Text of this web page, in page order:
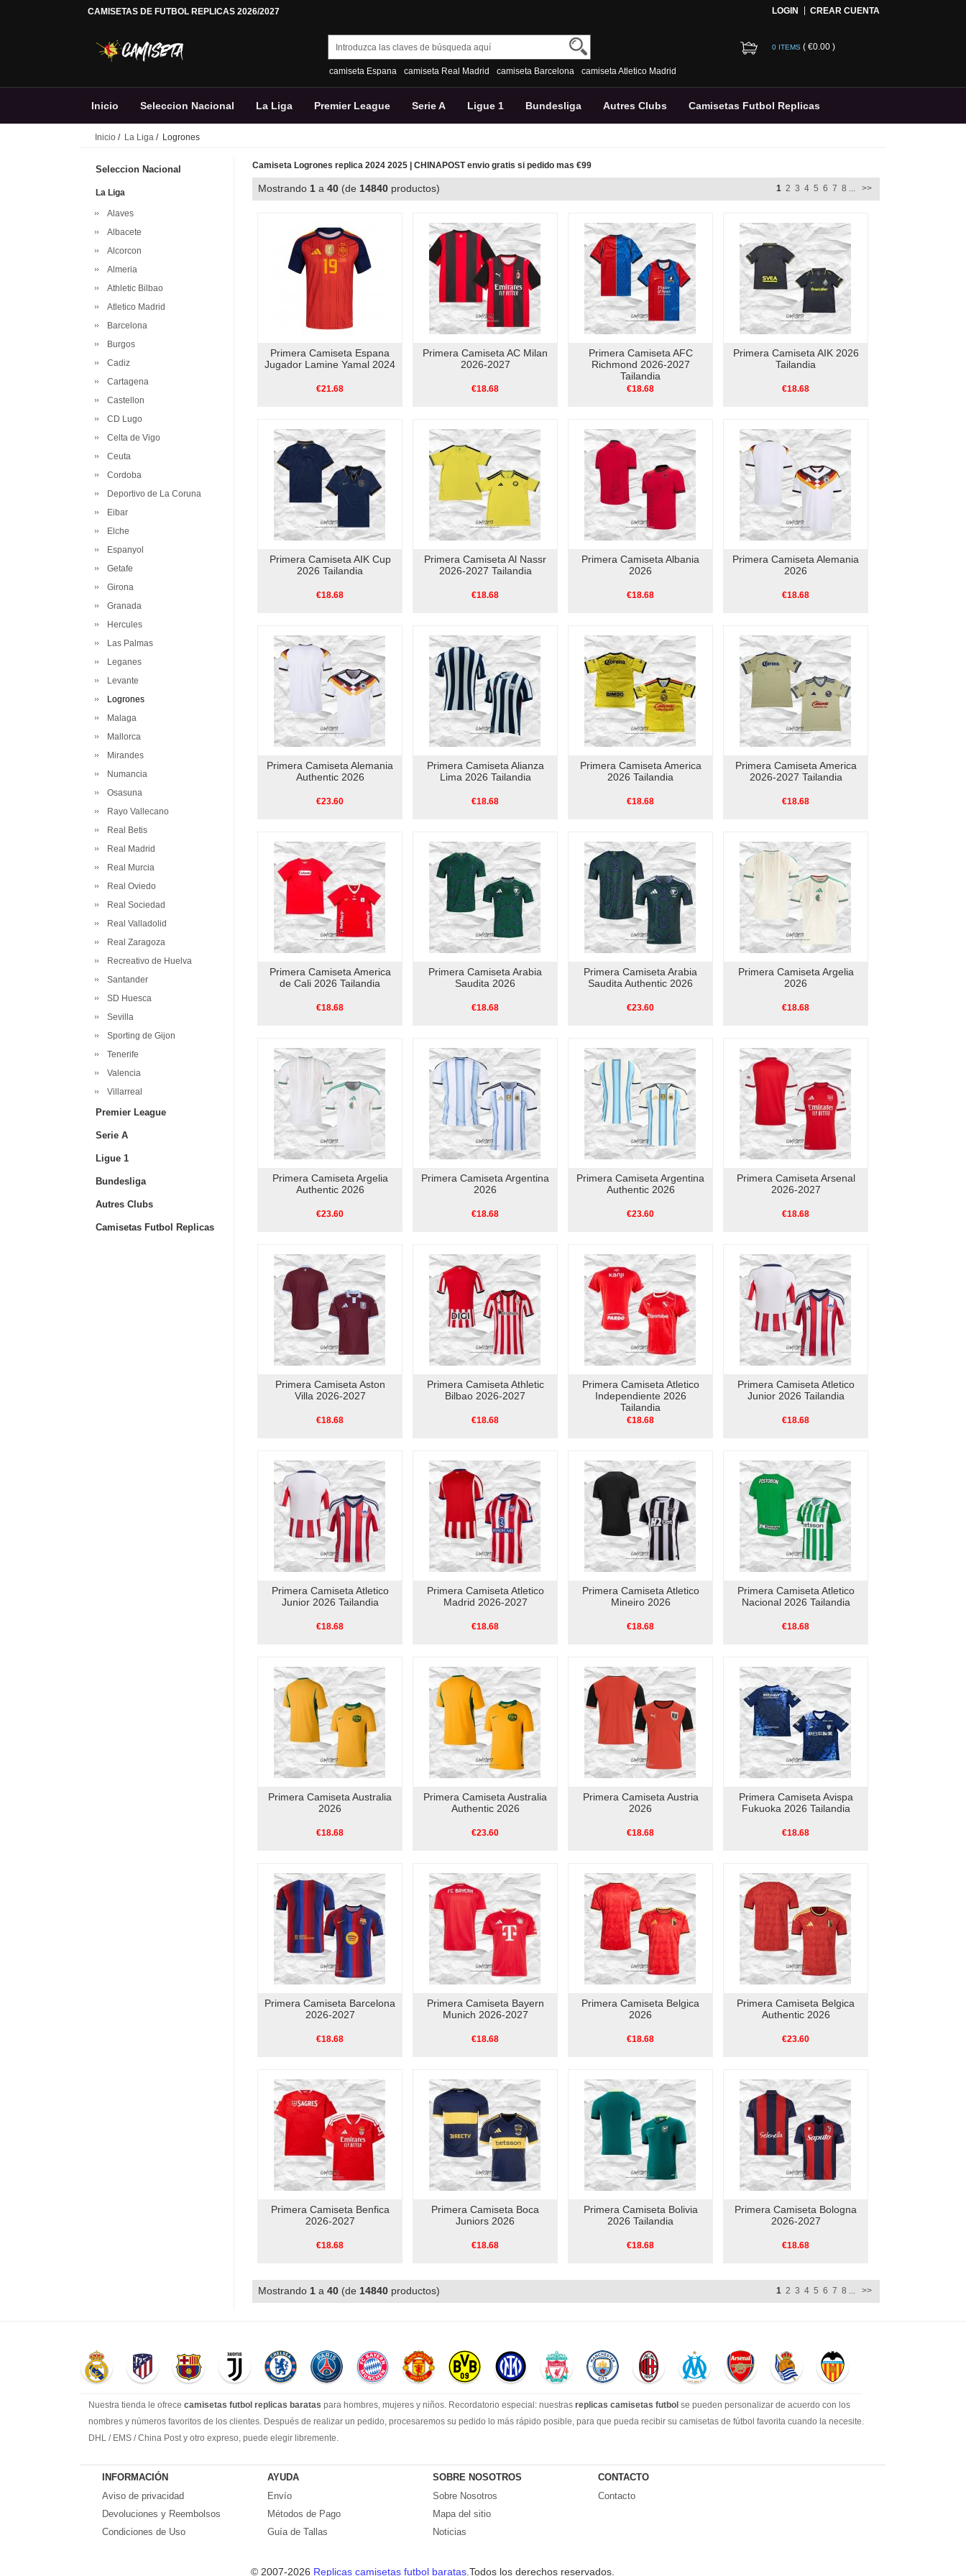
CAMISETAS DE FUTBOL REPLICAS 2026/2027 LOGIN CREAR CUENTA
camiseta Espana camiseta Real Madrid camiseta Barcelona camiseta Atletico Madrid
0 ITEMS ( €0.00 )
Inicio Seleccion Nacional La Liga Premier League Serie A Ligue 1 Bundesliga Autres Clubs Camisetas Futbol Replicas
Inicio / La Liga / Logrones
Seleccion Nacional
La Liga
Alaves
Albacete
Alcorcon
Almeria
Athletic Bilbao
Atletico Madrid
Barcelona
Burgos
Cadiz
Cartagena
Castellon
CD Lugo
Celta de Vigo
Ceuta
Cordoba
Deportivo de La Coruna
Eibar
Elche
Espanyol
Getafe
Girona
Granada
Hercules
Las Palmas
Leganes
Levante
Logrones
Malaga
Mallorca
Mirandes
Numancia
Osasuna
Rayo Vallecano
Real Betis
Real Madrid
Real Murcia
Real Oviedo
Real Sociedad
Real Valladolid
Real Zaragoza
Recreativo de Huelva
Santander
SD Huesca
Sevilla
Sporting de Gijon
Tenerife
Valencia
Villarreal
Premier League
Serie A
Ligue 1
Bundesliga
Autres Clubs
Camisetas Futbol Replicas
Camiseta Logrones replica 2024 2025 | CHINAPOST envio gratis si pedido mas €99
Mostrando 1 a 40 (de 14840 productos) 1 2 3 4 5 6 7 8 ... >>
Primera Camiseta Espana
Jugador Lamine Yamal 2024
€21.68
Primera Camiseta AC Milan
2026-2027
€18.68
Primera Camiseta AFC
Richmond 2026-2027
Tailandia
€18.68
Primera Camiseta AIK 2026
Tailandia
€18.68
Primera Camiseta AIK Cup
2026 Tailandia
€18.68
Primera Camiseta Al Nassr
2026-2027 Tailandia
€18.68
Primera Camiseta Albania
2026
€18.68
Primera Camiseta Alemania
2026
€18.68
Primera Camiseta Alemania
Authentic 2026
€23.60
Primera Camiseta Alianza
Lima 2026 Tailandia
€18.68
Primera Camiseta America
2026 Tailandia
€18.68
Primera Camiseta America
2026-2027 Tailandia
€18.68
Primera Camiseta America
de Cali 2026 Tailandia
€18.68
Primera Camiseta Arabia
Saudita 2026
€18.68
Primera Camiseta Arabia
Saudita Authentic 2026
€23.60
Primera Camiseta Argelia
2026
€18.68
Primera Camiseta Argelia
Authentic 2026
€23.60
Primera Camiseta Argentina
2026
€18.68
Primera Camiseta Argentina
Authentic 2026
€23.60
Primera Camiseta Arsenal
2026-2027
€18.68
Primera Camiseta Aston
Villa 2026-2027
€18.68
Primera Camiseta Athletic
Bilbao 2026-2027
€18.68
Primera Camiseta Atletico
Independiente 2026
Tailandia
€18.68
Primera Camiseta Atletico
Junior 2026 Tailandia
€18.68
Primera Camiseta Atletico
Junior 2026 Tailandia
€18.68
Primera Camiseta Atletico
Madrid 2026-2027
€18.68
Primera Camiseta Atletico
Mineiro 2026
€18.68
Primera Camiseta Atletico
Nacional 2026 Tailandia
€18.68
Primera Camiseta Australia
2026
€18.68
Primera Camiseta Australia
Authentic 2026
€23.60
Primera Camiseta Austria
2026
€18.68
Primera Camiseta Avispa
Fukuoka 2026 Tailandia
€18.68
Primera Camiseta Barcelona
2026-2027
€18.68
Primera Camiseta Bayern
Munich 2026-2027
€18.68
Primera Camiseta Belgica
2026
€18.68
Primera Camiseta Belgica
Authentic 2026
€23.60
Primera Camiseta Benfica
2026-2027
€18.68
Primera Camiseta Boca
Juniors 2026
€18.68
Primera Camiseta Bolivia
2026 Tailandia
€18.68
Primera Camiseta Bologna
2026-2027
€18.68
Mostrando 1 a 40 (de 14840 productos) 1 2 3 4 5 6 7 8 ... >>
Nuestra tienda le ofrece camisetas futbol replicas baratas para hombres, mujeres y niños. Recordatorio especial: nuestras replicas camisetas futbol se pueden personalizar de acuerdo con los
nombres y números favoritos de los clientes. Después de realizar un pedido, procesaremos su pedido lo más rápido posible, para que pueda recibir su camisetas de fútbol favorita cuando la necesite.
DHL / EMS / China Post y otro expreso, puede elegir libremente.
suficiente experiencia para satisfacer tus necesidades de camisetas de fútbol.
1-Precio más bajo en toda la red, seguro de calidad
2-100% Método de pago seguro.
3-Cada uno de nuestros paquetes se enviará al número de seguimiento de logística al cliente lo antes posible.
INFORMACIÓN
Aviso de privacidad
Devoluciones y Reembolsos
Condiciones de Uso
AYUDA
Envío
Métodos de Pago
Guía de Tallas
SOBRE NOSOTROS
Sobre Nosotros
Mapa del sitio
Noticias
CONTACTO
Contacto
© 2007-2026 Replicas camisetas futbol baratas .Todos los derechos reservados.